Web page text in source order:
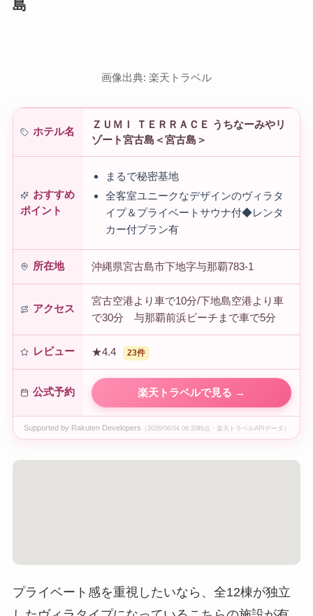
島
画像出典: 楽天トラベル
ホテル名
ＺＵＭＩ ＴＥＲＲＡＣＥ うちなーみやリ
ゾート宮古島＜宮古島＞
おすすめ
ポイント
まるで秘密基地
全客室ユニークなデザインのヴィラタ
イプ＆プライベートサウナ付◆レンタ
カー付プラン有
所在地 沖縄県宮古島市下地字与那覇783-1
アクセス
宮古空港より車で10分/下地島空港より車
で30分 与那覇前浜ビーチまで車で5分
レビュー ★4.4 23件
公式予約 楽天トラベルで見る →
Supported by Rakuten Developers （2026/06/04 06:20時点・楽天トラベルAPIデータ）
プライベート感を重視したいなら、全12棟が独立